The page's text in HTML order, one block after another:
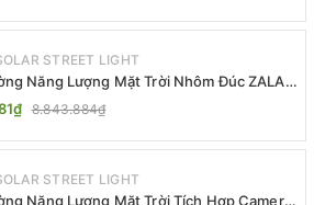
STREET LIGHT
Năng Lượng Mặt Trời Nhôm Đúc ZALAA
Cao Cấp IP65
8.843.884₫
STREET LIGHT
Năng Lượng Mặt Trời Tích Hợp Camera